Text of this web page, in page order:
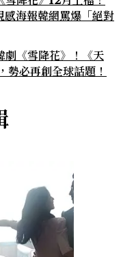
海報韓網罵爆「絕對
《雪降花》！《天
必再創全球話題！